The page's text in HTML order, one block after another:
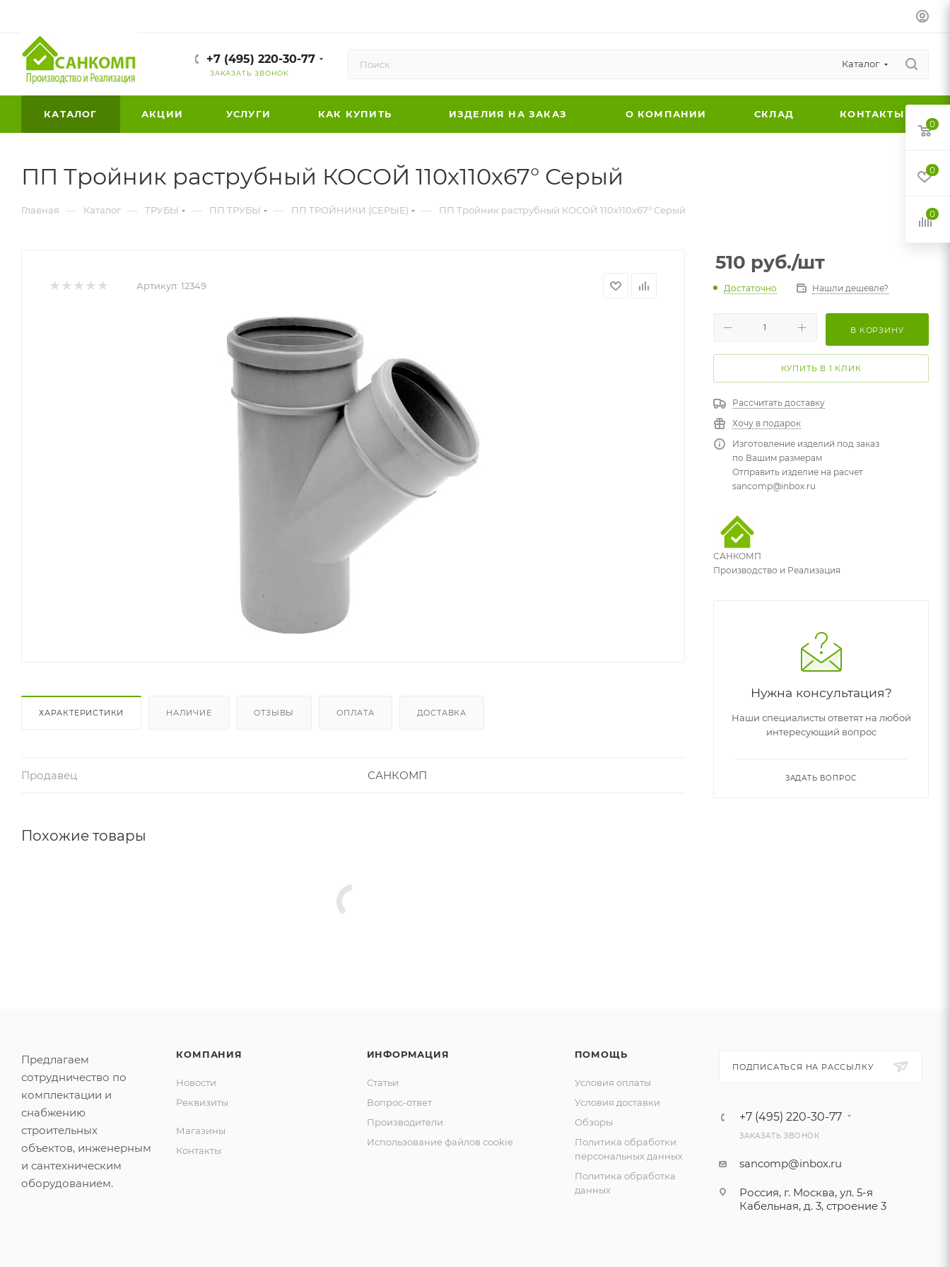
+7 (495) 220-30-77
ЗАКАЗАТЬ ЗВОНОК
Каталог
КАТАЛОГ АКЦИИ УСЛУГИ КАК КУПИТЬ ИЗДЕЛИЯ НА ЗАКАЗ О КОМПАНИИ СКЛАД КОНТАКТЫ
ПП Тройник раструбный КОСОЙ 110х110х67° Серый
Главная — Каталог — ТРУБЫ — ПП ТРУБЫ — ПП ТРОЙНИКИ (СЕРЫЕ) — ПП Тройник раструбный КОСОЙ 110х110х67° Серый
Артикул: 12349
ХАРАКТЕРИСТИКИ НАЛИЧИЕ ОТЗЫВЫ ОПЛАТА ДОСТАВКА
Продавец САНКОМП
Похожие товары
510 руб./шт
Достаточно Нашли дешевле?
В КОРЗИНУ
КУПИТЬ В 1 КЛИК
Рассчитать доставку
Хочу в подарок
Изготовление изделий под заказ
по Вашим размерам
Отправить изделие на расчет
sancomp@inbox.ru
САНКОМП
Производство и Реализация
Нужна консультация?
Наши специалисты ответят на любой
интересующий вопрос
ЗАДАТЬ ВОПРОС
Предлагаем
сотрудничество по
комплектации и
снабжению
строительных
объектов, инженерным
и сантехническим
оборудованием.
КОМПАНИЯ
Новости
Реквизиты
Магазины
Контакты
ИНФОРМАЦИЯ
Статьи
Вопрос-ответ
Производители
Использование файлов cookie
ПОМОЩЬ
Условия оплаты
Условия доставки
Обзоры
Политика обработки
персональных данных
Политика обработка
данных
ПОДПИСАТЬСЯ НА РАССЫЛКУ
+7 (495) 220-30-77
ЗАКАЗАТЬ ЗВОНОК
sancomp@inbox.ru
Россия, г. Москва, ул. 5-я
Кабельная, д. 3, строение 3
0
0
0